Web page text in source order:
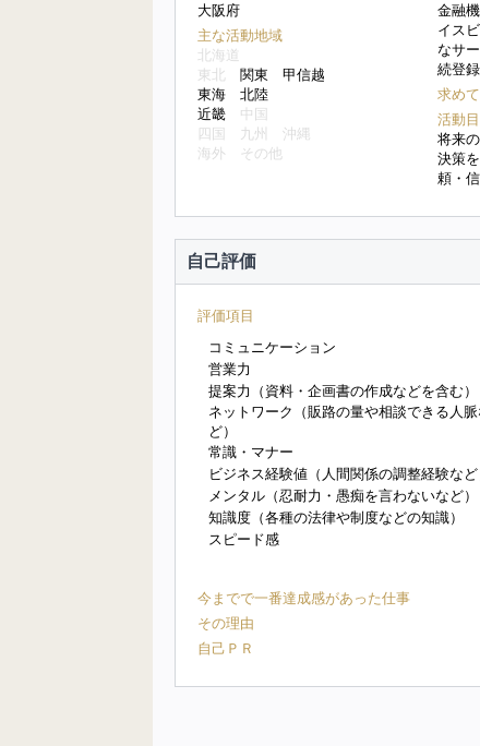
大阪府
主な活動地域
北海道
東北 関東 甲信越
東海 北陸
近畿 中国
四国
九州
沖縄
海外
その他
金融
イス
なサ
続登
求め
活動
将来
決策
頼・
自己評価
評価項目
コミュニケーション
営業力
提案力（資料・企画書の作成などを含む）
ネットワーク（販路の量や相談できる人脈
ど）
常識・マナー
ビジネス経験値（人間関係の調整経験など
メンタル（忍耐力・愚痴を言わないなど）
知識度（各種の法律や制度などの知識）
スピード感
今までで一番達成感があった仕事
その理由
自己ＰＲ